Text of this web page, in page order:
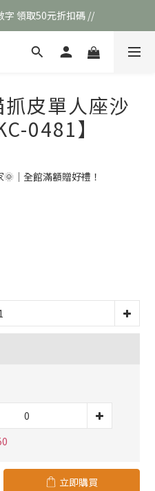
100元購物金❣️
字 領取50元折扣碼 //
100元購物金❣️
皮單人座沙
0481】
｜全館滿額贈好禮！
立即購買